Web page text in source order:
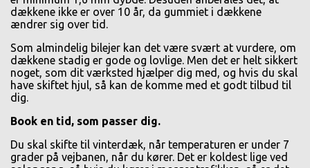
dækkene ikke er over 10 år, da gummiet i dækkene
ændrer sig over tid.
Som almindelig bilejer kan det være svært at vurdere, om
dækkene stadig er gode og lovlige. Men det er helt sikkert
noget, som dit værksted hjælper dig med, og hvis du skal
have skiftet hjul, så kan de komme med et godt tilbud til
dig.
Book en tid, som passer dig.
Du skal skifte til vinterdæk, når temperaturen er under 7
grader på vejbanen, når du kører. Det er koldest lige ved